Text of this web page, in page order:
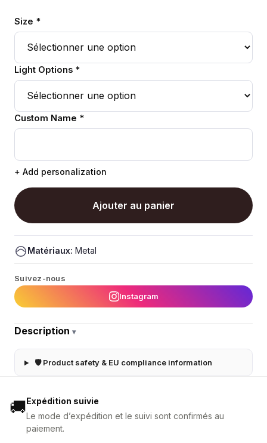
Size *
Light Options *
Custom Name *
+ Add personalization
Ajouter au panier
Matériaux: Metal
Suivez-nous
Instagram
Description ▾
🛡 Product safety & EU compliance information
🚚Expédition suivie
Le mode d’expédition et le suivi sont confirmés au
paiement.